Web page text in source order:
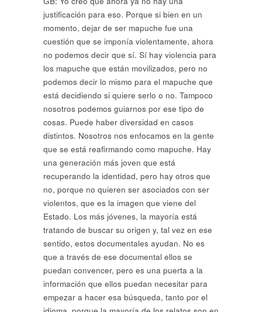
justificación para eso. Porque si bien en un
momento, dejar de ser mapuche fue una
cuestión que se imponía violentamente, ahora
no podemos decir que sí. Sí hay violencia para
los mapuche que están movilizados, pero no
podemos decir lo mismo para el mapuche que
está decidiendo si quiere serlo o no. Tampoco
nosotros podemos guiarnos por ese tipo de
cosas. Puede haber diversidad en casos
distintos. Nosotros nos enfocamos en la gente
que se está reafirmando como mapuche. Hay
una generación más joven que está
recuperando la identidad, pero hay otros que
no, porque no quieren ser asociados con ser
violentos, que es la imagen que viene del
Estado. Los más jóvenes, la mayoría está
tratando de buscar su origen y, tal vez en ese
sentido, estos documentales ayudan. No es
que a través de ese documental ellos se
puedan convencer, pero es una puerta a la
información que ellos puedan necesitar para
empezar a hacer esa búsqueda, tanto por el